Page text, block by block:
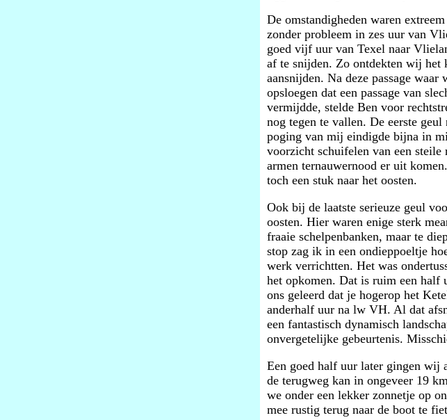
De omstandigheden waren
zonder probleem in zes uur van
goed vijf uur van Texel naar
af te snijden. Zo ontdekten wij het
aansnijden. Na deze passage
opsloegen dat een passage van
vermijdde, stelde Ben voor
nog tegen te vallen. De eerste
poging van mij eindigde bijna in
voorzicht schuifelen van een
armen ternauwernood er uit
toch een stuk naar het oosten.
Ook bij de laatste serieuze geul
oosten. Hier waren enige sterk
fraaie schelpenbanken, maar te
stop zag ik in een ondieppoeltje
werk verrichtten. Het was
het opkomen. Dat is ruim een half
ons geleerd dat je hogerop het
anderhalf uur na lw VH. Al dat
een fantastisch dynamisch
onvergetelijke gebeurtenis.
Een goed half uur later gingen wij
de terugweg kan in ongeveer 19
we onder een lekker zonnetje op
mee rustig terug naar de boot te